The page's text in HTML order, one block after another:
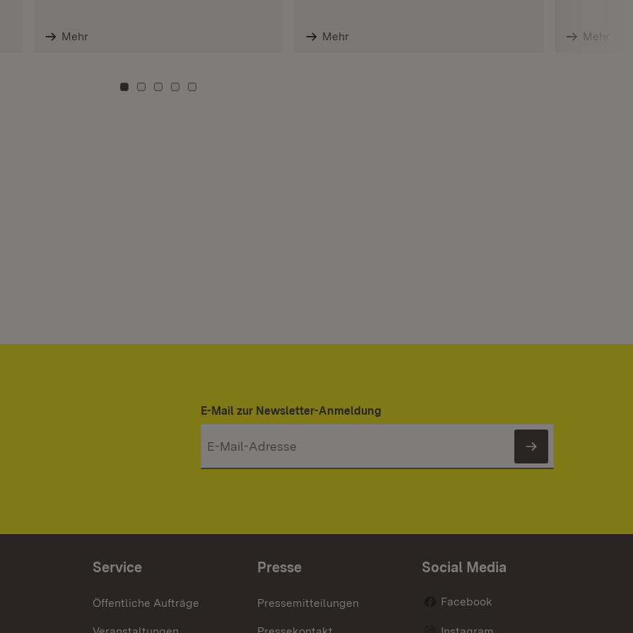
Mehr Mehr Mehr
Zu Kachel: 0
Zu Kachel: 3
Zu Kachel: 6
Zu Kachel: 9
Zu Kachel: 12
E-Mail zur Newsletter-Anmeldung
Newsletter
Service
Öffentliche Aufträge
Presse
Pressemitteilungen
Social Media
Facebook